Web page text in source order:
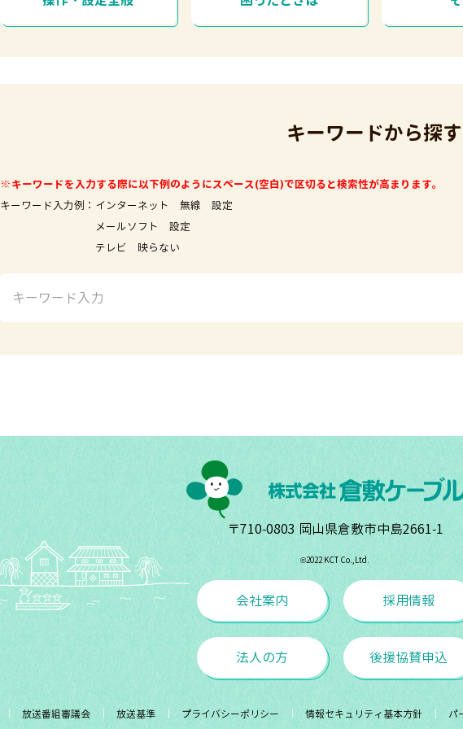
キーワードから探す
※キーワードを入力する際に以下例のようにスペース(空白)で区切ると検索性が高まります。
キーワード入力例：インターネット 無線 設定
メールソフト 設定
テレビ 映らない
〒710-0803 岡山県倉敷市中島2661-1
©︎2022 KCT Co.,Ltd.
会社案内 採用情報
法人の方 後援協賛申込
放送番組審議会 放送基準 プライバシーポリシー 情報セキュリティ基本方針 パ